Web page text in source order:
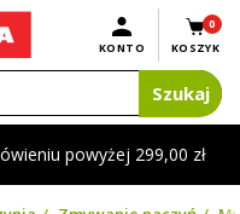
powyżej 299,00 zł
0
KOSZYK
KONTO
Szukaj